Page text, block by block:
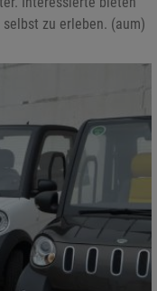
zu erleben. (aum)